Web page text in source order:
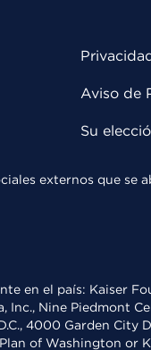
Aviso de
Su
externos que se
en el país: Kaiser
Inc., Nine Piedmont
4000 Garden City
of Washington or